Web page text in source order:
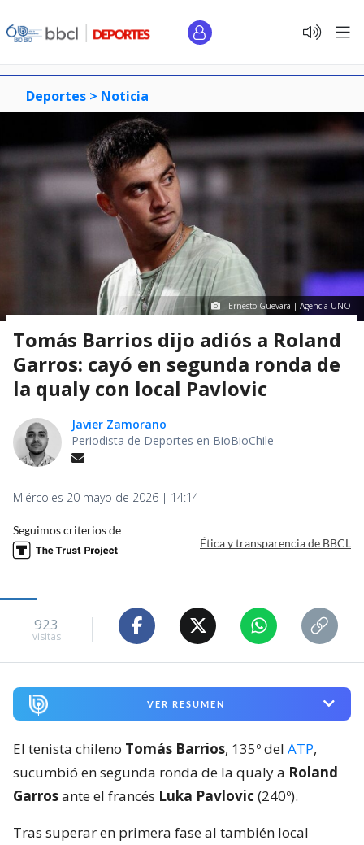
Deportes > Noticia
Ernesto Guevara | Agencia UNO
Tomás Barrios dijo adiós a Roland
Garros: cayó en segunda ronda de
la qualy con local Pavlovic
Javier Zamorano
Periodista de Deportes en BioBioChile
Miércoles 20 mayo de 2026 | 14:14
Seguimos criterios de
Ética y transparencia de BBCL
923
visitas
VER RESUMEN
El tenista chileno Tomás Barrios, 135º del ATP,
sucumbió en segunda ronda de la qualy a Roland
Garrosante el francés Luka Pavlovic (240º).
Tras superar en primera fase al también local